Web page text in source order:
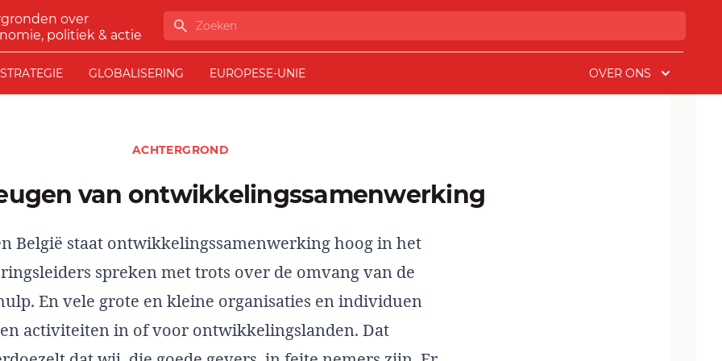
over
politiek & actie
Zoeken
STRATEGIE GLOBALISERING EUROPESE-UNIE OVER ONS
ACHTERGROND
van ontwikkelingssamenwerking
België staat ontwikkelingssamenwerking hoog in het
spreken met trots over de omvang van de
En vele grote en kleine organisaties en individuen
activiteiten in of voor ontwikkelingslanden. Dat